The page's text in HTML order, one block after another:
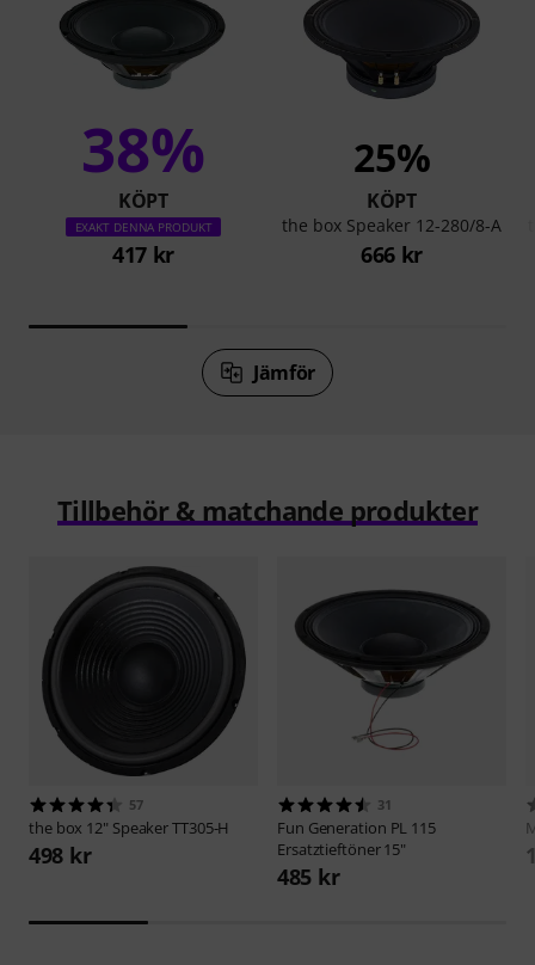
38%
KÖPT
EXAKT DENNA PRODUKT
417 kr
25%
KÖPT
the box Speaker 12-280/8-A
666 kr
Jämför
Tillbehör & matchande produkter
57
the box 12" Speaker TT305-H
498 kr
31
Fun Generation PL 115
Ersatztieftöner 15"
485 kr